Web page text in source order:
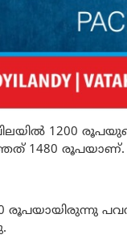
1200
1480 രൂപയാണ്.
രൂപയായിരുന്നു